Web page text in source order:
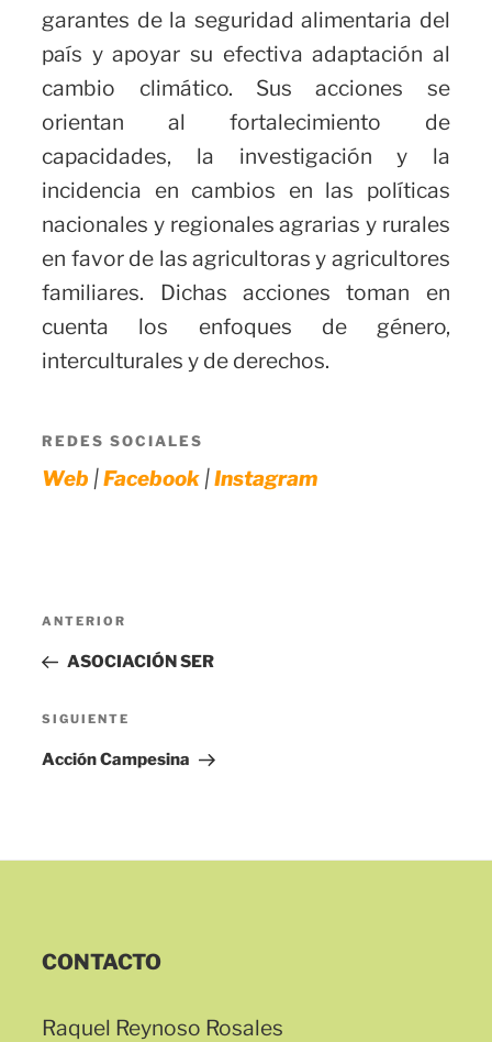
garantes de la seguridad alimentaria del
país y apoyar su efectiva adaptación al
cambio climático. Sus acciones se
orientan al fortalecimiento de
capacidades, la investigación y la
incidencia en cambios en las políticas
nacionales y regionales agrarias y rurales
en favor de las agricultoras y agricultores
familiares. Dichas acciones toman en
cuenta los enfoques de género,
interculturales y de derechos.
REDES SOCIALES
Web |Facebook |Instagram
entradas
Entrada
anterior:
ANTERIOR
ASOCIACIÓN SER
Siguiente
entrada
SIGUIENTE
Acción Campesina
CONTACTO
Raquel Reynoso Rosales